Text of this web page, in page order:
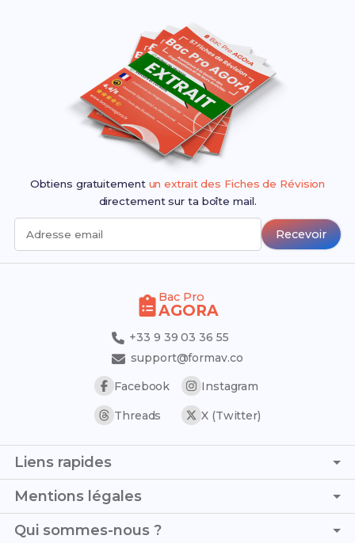
Obtiens gratuitement un extrait des Fiches de Révision
directement sur ta boîte mail.
Adresse email Recevoir
Bac Pro
AGORA
+33 9 39 03 36 55
support@formav.co
Facebook
Instagram
Threads X (Twitter)
Liens rapides
Page d'accueil
Simulateur de notes
Trouver son stage
Mentions légales
C.G.V. - C.G.U.
Qui sommes-nous ?